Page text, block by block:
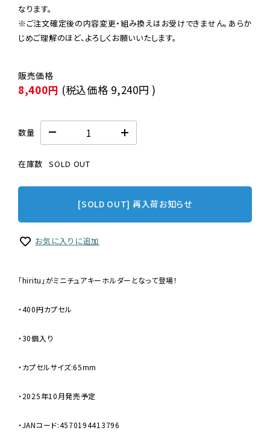
なります。
※ご注文確定後の内容変更・組み換えはお受けできません。あらか
じめご理解のほど、よろしくお願いいたします。
8,400円 (税込価格 9,240円 )
数量
在庫数 SOLD OUT
[SOLD OUT] 再入荷お知らせ
お気に入りに追加
「hiritu」がミニチュアキーホルダーとなって登場！
・400円カプセル
・30個入り
・カプセルサイズ:65mm
・2025年10月発売予定
・JANコード:4570194413796